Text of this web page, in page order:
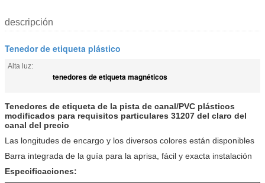
descripción
Tenedor de etiqueta plástico
Alta luz:
tenedores de etiqueta magnéticos
Tenedores de etiqueta de la pista de canal/PVC plásticos
modificados para requisitos particulares 31207 del claro del
canal del precio
Las longitudes de encargo y los diversos colores están disponibles
Barra integrada de la guía para la aprisa, fácil y exacta instalación
Especificaciones: